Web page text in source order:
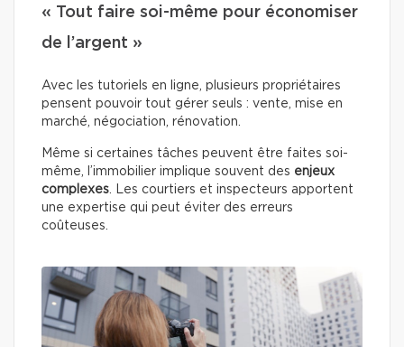
« Tout faire soi-même pour économiser
de l’argent »
Avec les tutoriels en ligne, plusieurs propriétaires
pensent pouvoir tout gérer seuls : vente, mise en
marché, négociation, rénovation.
Même si certaines tâches peuvent être faites soi-
même, l’immobilier implique souvent des enjeux
complexes . Les courtiers et inspecteurs apportent
une expertise qui peut éviter des erreurs
coûteuses.